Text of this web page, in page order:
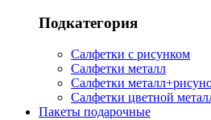
Подкатегория
Салфетки с рисунком
Салфетки металл
Салфетки
Салфетки цветной
Пакеты подарочные